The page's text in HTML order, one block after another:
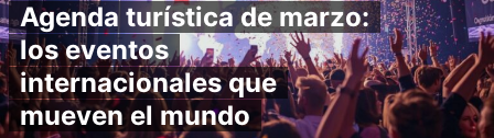
Agenda turística de marzo:
los eventos
internacionales que
mueven el mundo